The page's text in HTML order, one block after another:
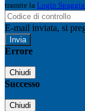
tramite la Login
E-mail inviata, si
Errore
Chiudi
Successo
Chiudi